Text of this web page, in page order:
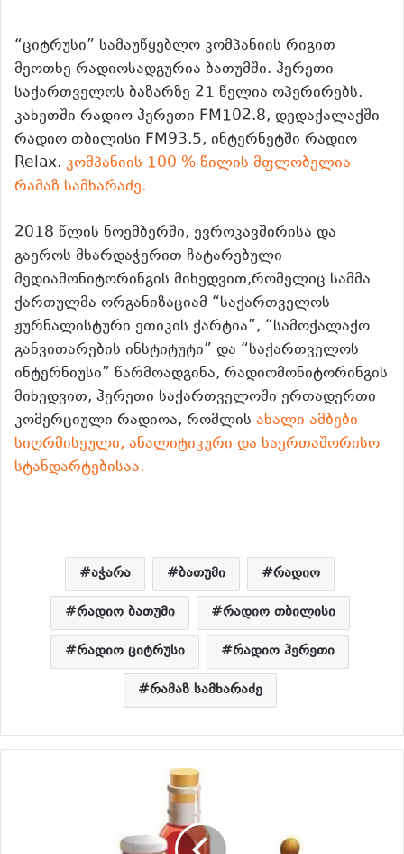
“ციტრუსი” სამაუწყებლო კომპანიის რიგით
მეოთხე რადიოსადგურია ბათუმში. ჰერეთი
საქართველოს ბაზარზე 21 წელია ოპერირებს.
კახეთში რადიო ჰერეთი FM102.8, დედაქალაქში
რადიო თბილისი FM93.5, ინტერნეტში რადიო
Relax. კომპანიის 100 % წილის მფლობელია
რამაზ სამხარაძე.
2018 წლის ნოემბერში, ევროკავშირისა და
გაეროს მხარდაჭერით ჩატარებული
მედიამონიტორინგის მიხედვით,რომელიც სამმა
ქართულმა ორგანიზაციამ “საქართველოს
ჟურნალისტური ეთიკის ქარტია”, “სამოქალაქო
განვითარების ინსტიტუტი” და “საქართველოს
ინტერნიუსი” წარმოადგინა, რადიომონიტორინგის
მიხედვით, ჰერეთი საქართველოში ერთადერთი
კომერციული რადიოა, რომლის ახალი ამბები
სიღრმისეული, ანალიტიკური და საერთაშორისო
სტანდარტებისაა.
აჭარა ბათუმი
რადიო
რადიო ბათუმი
რადიო თბილისი
რადიო ციტრუსი
რადიო ჰერეთი
რამაზ სამხარაძე